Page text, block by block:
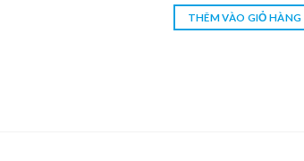
THÊM VÀO GIỎ HÀNG